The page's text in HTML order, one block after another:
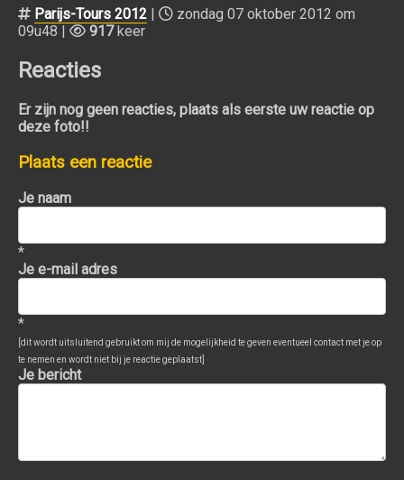
Parijs-Tours 2012
zondag 07 oktober 2012 om
09u48 |
917keer
Reacties
Er zijn nog geen reacties, plaats als eerste uw reactie op
deze foto!!
Plaats een reactie
Je naam
*
Je e-mail adres
*
[dit wordt uitsluitend gebruikt om mij de mogelijkheid te geven eventueel contact met je op
te nemen en wordt niet bij je reactie geplaatst]
Je bericht